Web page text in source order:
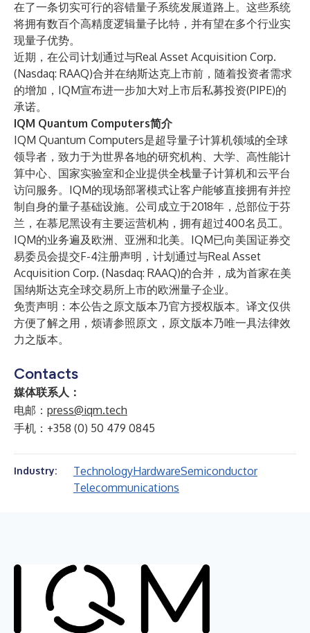
在了一条切实可行的容错量子系统发展道路上。这些系统
将拥有数百个高精度逻辑量子比特，并有望在多个行业实
现量子优势。
近期，在公司计划通过与Real Asset Acquisition Corp.
(Nasdaq: RAAQ)合并在纳斯达克上市前，随着投资者需求
的增加，IQM宣布进一步加大对上市后私募投资(PIPE)的
承诺。
IQM Quantum Computers简介
IQM Quantum Computers是超导量子计算机领域的全球
领导者，致力于为世界各地的研究机构、大学、高性能计
算中心、国家实验室和企业提供全栈量子计算机和云平台
访问服务。IQM的现场部署模式让客户能够直接拥有并控
制自身的量子基础设施。公司成立于2018年，总部位于芬
兰，在慕尼黑设有主要运营机构，拥有超过400名员工。
IQM的业务遍及欧洲、亚洲和北美。IQM已向美国证券交
易委员会提交F-4注册声明，计划通过与Real Asset
Acquisition Corp. (Nasdaq: RAAQ)的合并，成为首家在美
国纳斯达克全球交易所上市的欧洲量子企业。
免责声明：本公告之原文版本乃官方授权版本。译文仅供
方便了解之用，烦请参照原文，原文版本乃唯一具法律效
力之版本。
Contacts
媒体联系人：
电邮： press@iqm.tech
手机：+358 (0) 50 479 0845
Industry: TechnologyHardwareSemiconductor
Telecommunications